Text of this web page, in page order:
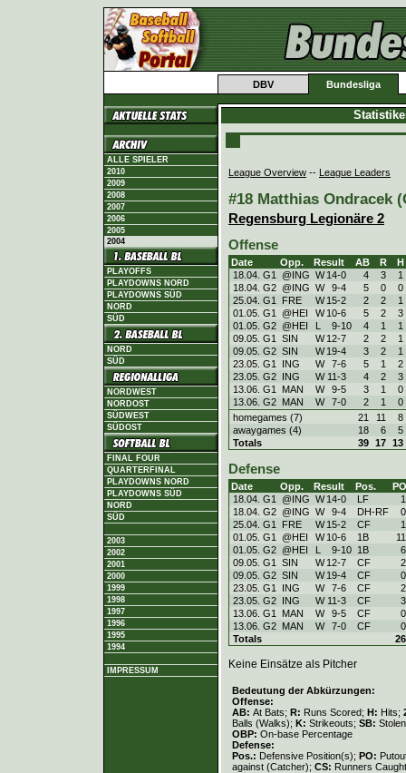
DBV Bundesliga
ALLE SPIELER
2010
2009
2008
2007
2006
2005
2004
PLAYOFFS
PLAYDOWNS NORD
PLAYDOWNS SÜD
NORD
SÜD
NORD
SÜD
NORDWEST
NORDOST
SÜDWEST
SÜDOST
FINAL FOUR
QUARTERFINAL
PLAYDOWNS NORD
PLAYDOWNS SÜD
NORD
SÜD
2003
2002
2001
2000
1999
1998
1997
1996
1995
1994
IMPRESSUM
League Overview -- League Leaders
#18 Matthias Ondracek
Regensburg Legionäre 2
Offense
Date Opp. Result AB R
H
18.04. G1
@ING W 14-0 4 3
1
18.04. G2 @ING W 9-4 5 0
0
25.04. G1
FRE W 15-2 2 2
1
01.05. G1
@HEI W 10-6 5 2
3
01.05. G2 @HEI L 9-10 4 1
1
09.05. G1
SIN W 12-7 2 2
1
09.05. G2 SIN W 19-4 3 2
1
23.05. G1
ING W 7-6 5 1
2
23.05. G2 ING W 11-3 4 2
3
13.06. G1
MAN W 9-5 3 1
0
13.06. G2 MAN W 7-0 2 1
0
homegames (7)
21 11
8
awaygames (4)
18 6
5
Totals
39 17 13
Defense
Date Opp. Result Pos.
PO
18.04. G1
@ING W 14-0 LF
1
18.04. G2 @ING W 9-4 DH-RF
0
25.04. G1
FRE W 15-2 CF
1
01.05. G1
@HEI W 10-6 1B
11
01.05. G2 @HEI L 9-10 1B
6
09.05. G1
SIN W 12-7 CF
2
09.05. G2 SIN W 19-4 CF
0
23.05. G1
ING W 7-6 CF
2
23.05. G2 ING W 11-3 CF
3
13.06. G1
MAN W 9-5 CF
0
13.06. G2 MAN W 7-0 CF
0
Totals
26
Keine Einsätze als Pitcher
Bedeutung der Abkürzungen:
Offense:
AB: At Bats; R: Runs Scored; H: Hits;
Balls (Walks); K: Strikeouts; SB:
OBP: On-base Percentage
Defense:
Pos.: Defensive Position(s); PO:
against (Catcher); CS: Runners